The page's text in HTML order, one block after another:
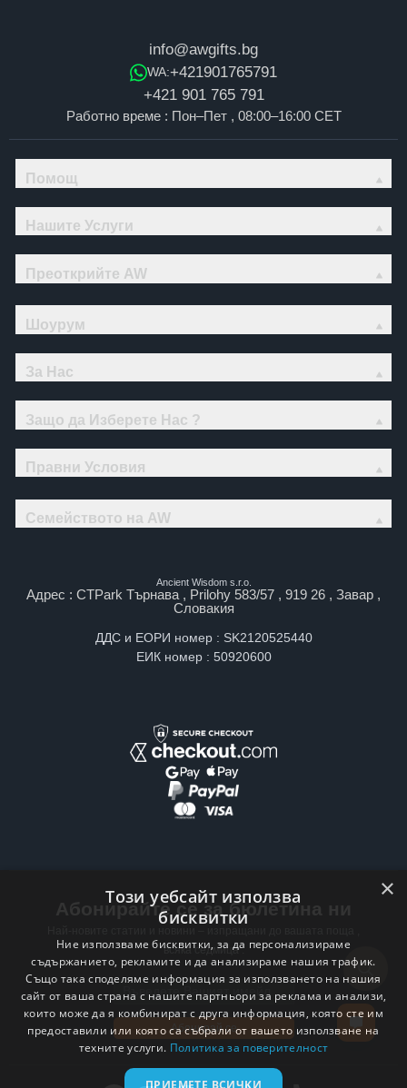
info@awgifts.bg
WA:+421901765791
+421 901 765 791
Работно време : Пон–Пет , 08:00–16:00 CET
Помощ
Нашите Услуги
Преоткрийте AW
Шоурум
За Нас
Защо да Изберете Нас ?
Правни Условия
Семейството на AW
Ancient Wisdom s.r.o.
Адрес : CTPark Търнава , Prilohy 583/57 , 919 26 , Завар ,
Словакия
ДДС и ЕОРИ номер : SK2120525440
ЕИК номер : 50920600
Абонирайте се за бюлетина ни
всяка седмица .
Email address
Абонирай се
×
Този уебсайт използва
бисквитки
Ние използваме бисквитки, за да персонализираме
съдържанието, рекламите и да анализираме нашия трафик.
Също така споделяме информация за използването на нашия
сайт от ваша страна с нашите партньори за реклама и анализи,
които може да я комбинират с друга информация, която сте им
предоставили или която са събрали от вашето използване на
техните услуги. Политика за поверителност
ПРИЕМЕТЕ ВСИЧКИ